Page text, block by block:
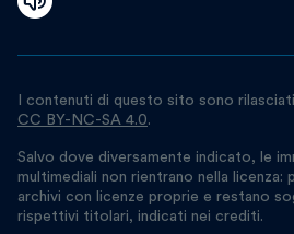
I contenuti di questo sito sono
CC BY-NC-SA 4.0.
Salvo dove diversamente indicato, le
multimediali non rientrano nella licenza:
archivi con licenze proprie e restano
rispettivi titolari, indicati nei crediti.